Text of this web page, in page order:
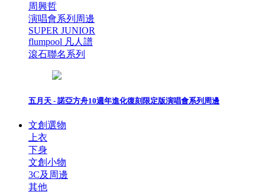
周興哲
演唱會系列周邊
SUPER JUNIOR
flumpool 凡人譜
滾石聯名系列
五月天 - 諾亞方舟10週年進化復刻限定版演唱會系列周邊
文創選物
上衣
下身
文創小物
3C及周邊
其他